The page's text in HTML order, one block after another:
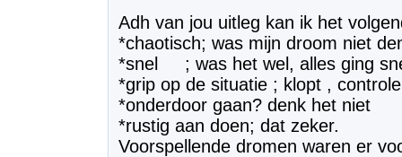
Adh van jou uitleg kan ik het
*chaotisch; was mijn droom niet
*snel ; was het wel, alles ging
*grip op de situatie ; klopt , controle
*onderdoor gaan? denk het niet
*rustig aan doen; dat zeker.
Voorspellende dromen waren er